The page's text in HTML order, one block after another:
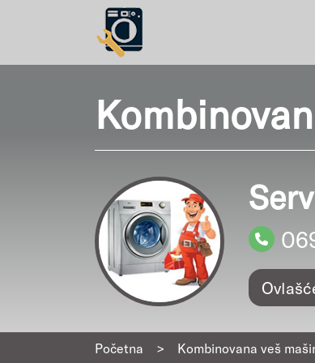
Početna > Kombinovana veš